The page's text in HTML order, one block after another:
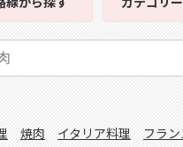
焼肉 イタリア料理
フラ